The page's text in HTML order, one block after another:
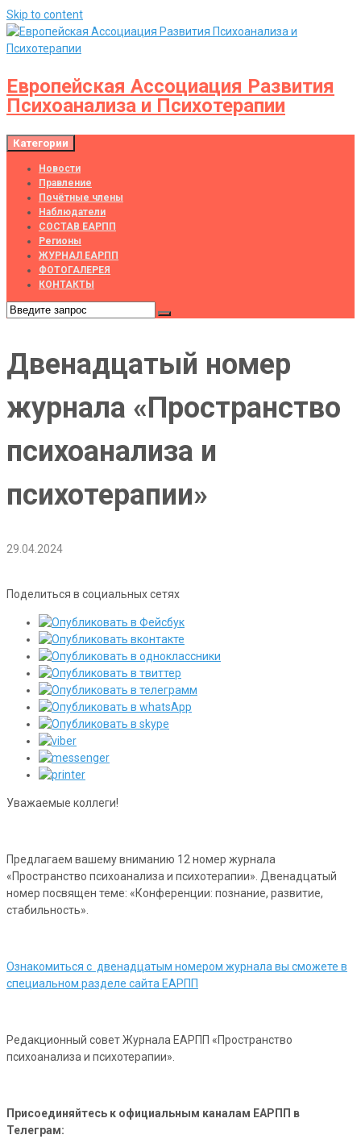
Skip to content
Европейская Ассоциация Развития
Психоанализа и Психотерапии
Категории
Новости
Правление
Почётные члены
Наблюдатели
СОСТАВ ЕАРПП
Регионы
ЖУРНАЛ ЕАРПП
ФОТОГАЛЕРЕЯ
КОНТАКТЫ
Двенадцатый номер
журнала «Пространство
психоанализа и
психотерапии»
29.04.2024
Поделиться в социальных сетях
Уважаемые коллеги!
Предлагаем вашему вниманию 12 номер журнала
«Пространство психоанализа и психотерапии». Двенадцатый
номер посвящен теме: «Конференции: познание, развитие,
стабильность».
Ознакомиться с двенадцатым номером журнала вы сможете в
специальном разделе сайта ЕАРПП
Редакционный совет Журнала ЕАРПП «Пространство
психоанализа и психотерапии».
Присоединяйтесь к официальным каналам ЕАРПП в
Телеграм: